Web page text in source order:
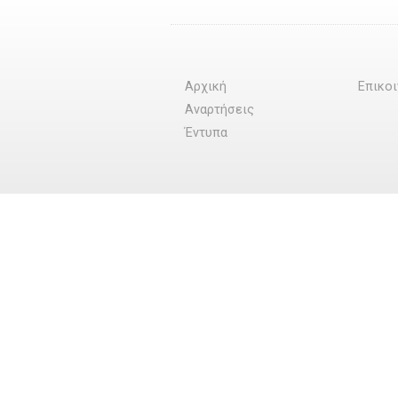
Αρχική
Αναρτήσεις
Έντυπα